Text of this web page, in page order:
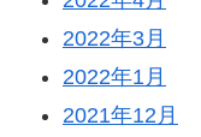
2022年3月
2022年1月
2021年12月